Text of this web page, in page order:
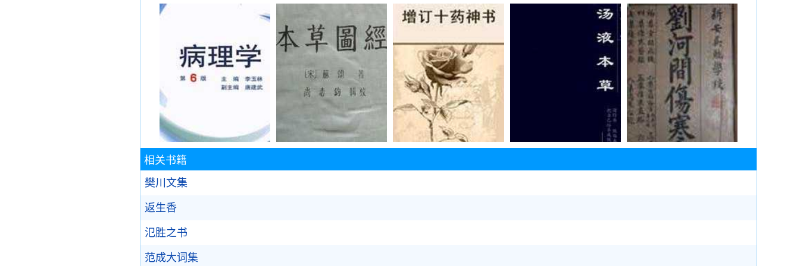
相关书籍
樊川文集
返生香
氾胜之书
范成大词集